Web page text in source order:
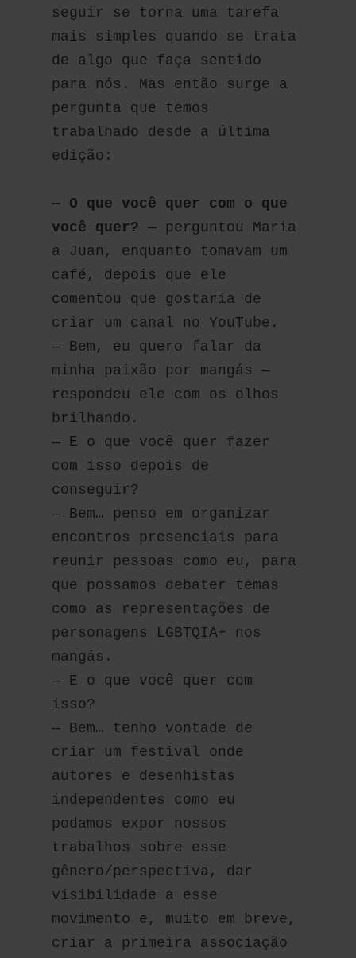
seguir se torna uma tarefa
mais simples quando se trata
de algo que faça sentido
para nós. Mas então surge a
pergunta que temos
trabalhado desde a última
edição:
— O que você quer com o que
você quer? — perguntou Maria
a Juan, enquanto tomavam um
café, depois que ele
comentou que gostaria de
criar um canal no YouTube.
— Bem, eu quero falar da
minha paixão por mangás —
respondeu ele com os olhos
brilhando.
— E o que você quer fazer
com isso depois de
conseguir?
— Bem… penso em organizar
encontros presenciais para
reunir pessoas como eu, para
que possamos debater temas
como as representações de
personagens LGBTQIA+ nos
mangás.
— E o que você quer com
isso?
— Bem… tenho vontade de
criar um festival onde
autores e desenhistas
independentes como eu
podamos expor nossos
trabalhos sobre esse
gênero/perspectiva, dar
visibilidade a esse
movimento e, muito em breve,
criar a primeira associação